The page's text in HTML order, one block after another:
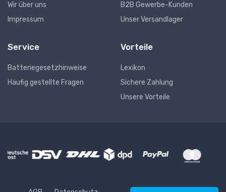
Wir über uns
Impressum
B2B Gewerbe-Kunden
Unser Versandlager
Service
Batteriegesetzhinweise
Häufig gestellte Fragen
Vorteile
Lexikon
Sichere Zahlung
Unsere Vorteile